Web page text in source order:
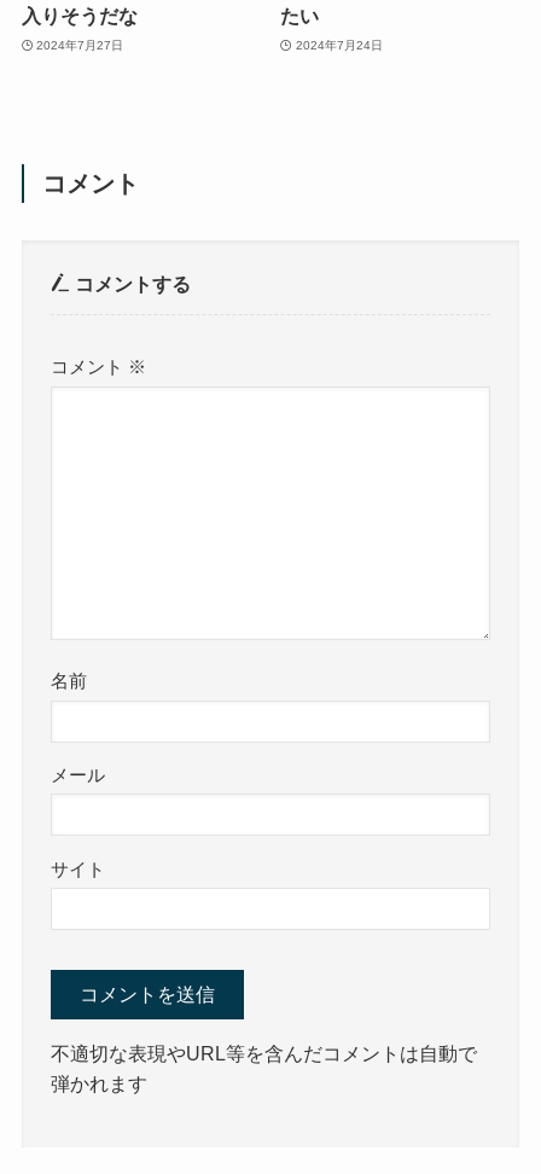
入りそうだな
2024年7月27日
たい
2024年7月24日
コメント
コメントする
コメント ※
名前
メール
サイト
不適切な表現やURL等を含んだコメントは自動で
弾かれます